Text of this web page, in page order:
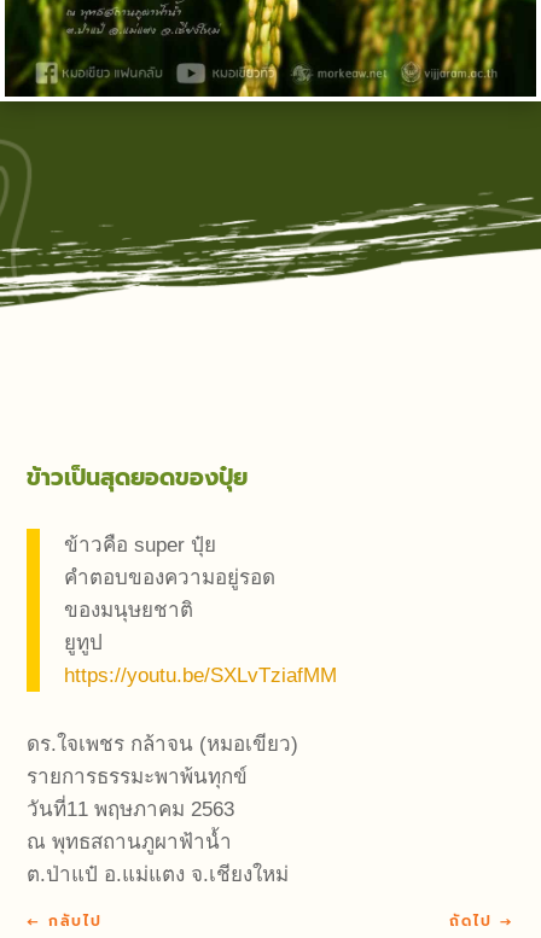
ข้าวเป็นสุดยอดของปุ๋ย
ข้าวคือ super ปุ๋ย
คำตอบของความอยู่รอด
ของมนุษยชาติ
ยูทูป
https://youtu.be/SXLvTziafMM
ดร.ใจเพชร กล้าจน (หมอเขียว)
รายการธรรมะพาพ้นทุกข์
วันที่11 พฤษภาคม 2563
ณ พุทธสถานภูผาฟ้าน้ำ
ต.ป่าแป๋ อ.แม่แตง จ.เชียงใหม่
←กลับไป ถัดไป →